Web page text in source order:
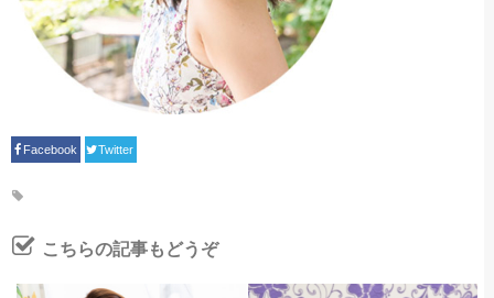
Facebook Twitter
こちらの記事もどうぞ